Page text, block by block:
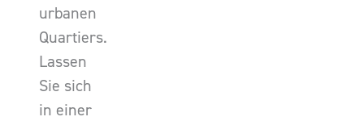
urbanen
Quartiers.
Lassen
Sie sich
in einer